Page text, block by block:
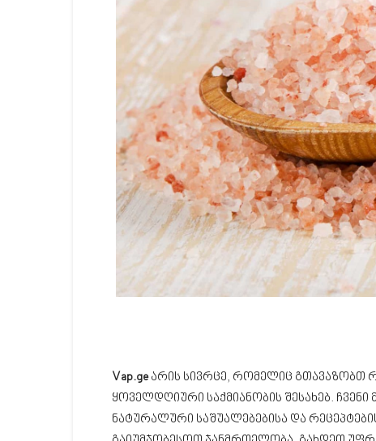
Vap.geარის სივრცე, რომელიც გთავაზობთ
ყოველდღიური საქმიანობის შესახებ.
ნატურალური საშუალებებისა და